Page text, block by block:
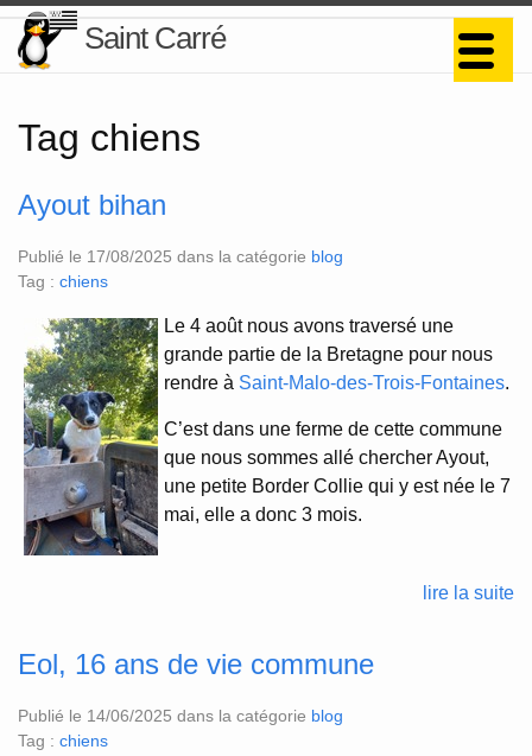
Saint Carré
Tag chiens
Ayout bihan
Publié le 17/08/2025 dans la catégorie blog
Tag : chiens
Le 4 août nous avons traversé une
grande partie de la Bretagne pour nous
rendre à Saint-Malo-des-Trois-Fontaines.
C’est dans une ferme de cette commune
que nous sommes allé chercher Ayout,
une petite Border Collie qui y est née le 7
mai, elle a donc 3 mois.
lire la suite
Eol, 16 ans de vie commune
Publié le 14/06/2025 dans la catégorie blog
Tag : chiens